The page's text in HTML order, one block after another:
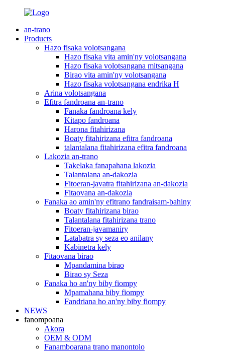
an-trano
Products
Hazo fisaka volotsangana
Hazo fisaka vita amin'ny volotsangana
Hazo fisaka volotsangana mitsangana
Birao vita amin'ny volotsangana
Hazo fisaka volotsangana endrika H
Arina volotsangana
Efitra fandroana an-trano
Fanaka fandroana kely
Kitapo fandroana
Harona fitahirizana
Boaty fitahirizana efitra fandroana
talantalana fitahirizana efitra fandroana
Lakozia an-trano
Takelaka fanapahana lakozia
Talantalana an-dakozia
Fitoeran-javatra fitahirizana an-dakozia
Fitaovana an-dakozia
Fanaka ao amin'ny efitrano fandraisam-bahiny
Boaty fitahirizana birao
Talantalana fitahirizana trano
Fitoeran-javamaniry
Latabatra sy seza eo anilany
Kabinetra kely
Fitaovana birao
Mpandamina birao
Birao sy Seza
Fanaka ho an'ny biby fiompy
Mpamahana biby fiompy
Fandriana ho an'ny biby fiompy
NEWS
fanompoana
Akora
OEM & ODM
Fanamboarana trano manontolo